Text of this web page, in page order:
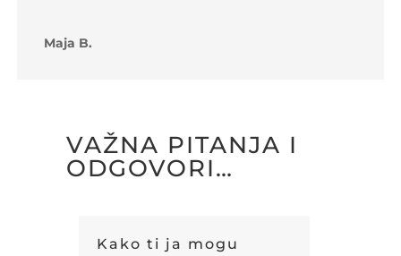
Maja B.
VAŽNA PITANJA I
ODGOVORI…
Kako ti ja mogu